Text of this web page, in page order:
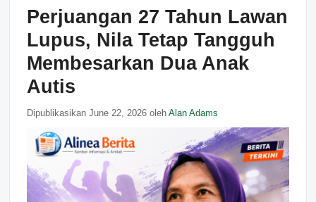
Perjuangan 27 Tahun Lawan
Lupus, Nila Tetap Tangguh
Membesarkan Dua Anak
Autis
Dipublikasikan June 22, 2026 olehAlan Adams